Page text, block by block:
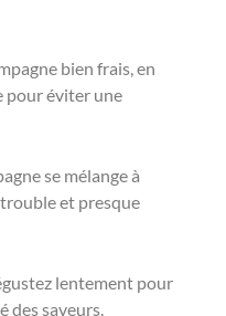
bien frais, en
pour éviter une
se mélange à
et presque
lentement pour
des saveurs.